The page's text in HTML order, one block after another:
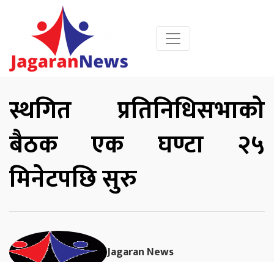
स्थगित प्रतिनिधिसभाको
बैठक एक घण्टा २५
मिनेटपछि सुरु
Jagaran News